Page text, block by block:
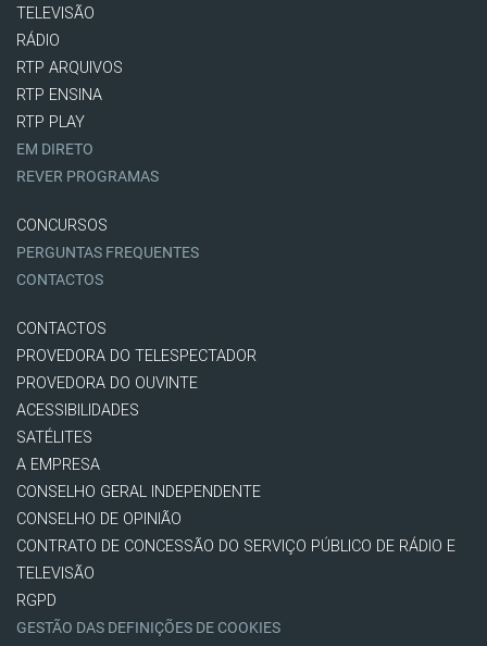
TELEVISÃO
RÁDIO
RTP ARQUIVOS
RTP ENSINA
RTP PLAY
EM DIRETO
REVER PROGRAMAS
CONCURSOS
PERGUNTAS FREQUENTES
CONTACTOS
CONTACTOS
PROVEDORA DO TELESPECTADOR
PROVEDORA DO OUVINTE
ACESSIBILIDADES
SATÉLITES
A EMPRESA
CONSELHO GERAL INDEPENDENTE
CONSELHO DE OPINIÃO
CONTRATO DE CONCESSÃO DO SERVIÇO PÚBLICO DE RÁDIO E
TELEVISÃO
RGPD
GESTÃO DAS DEFINIÇÕES DE COOKIES